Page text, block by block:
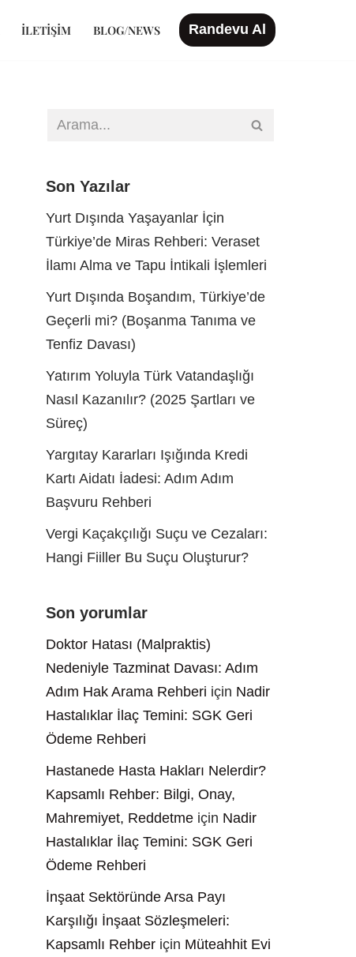
İLETIŞIM BLOG/NEWS Randevu Al
Son Yazılar
Yurt Dışında Yaşayanlar İçin
Türkiye’de Miras Rehberi: Veraset
İlamı Alma ve Tapu İntikali İşlemleri
Yurt Dışında Boşandım, Türkiye’de
Geçerli mi? (Boşanma Tanıma ve
Tenfiz Davası)
Yatırım Yoluyla Türk Vatandaşlığı
Nasıl Kazanılır? (2025 Şartları ve
Süreç)
Yargıtay Kararları Işığında Kredi
Kartı Aidatı İadesi: Adım Adım
Başvuru Rehberi
Vergi Kaçakçılığı Suçu ve Cezaları:
Hangi Fiiller Bu Suçu Oluşturur?
Son yorumlar
Doktor Hatası (Malpraktis)
Nedeniyle Tazminat Davası: Adım
Adım Hak Arama Rehberi için Nadir
Hastalıklar İlaç Temini: SGK Geri
Ödeme Rehberi
Hastanede Hasta Hakları Nelerdir?
Kapsamlı Rehber: Bilgi, Onay,
Mahremiyet, Reddetme için Nadir
Hastalıklar İlaç Temini: SGK Geri
Ödeme Rehberi
İnşaat Sektöründe Arsa Payı
Karşılığı İnşaat Sözleşmeleri:
Kapsamlı Rehber için Müteahhit Evi